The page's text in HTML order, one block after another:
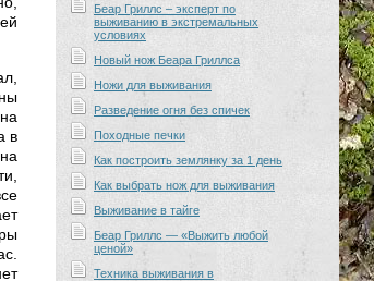
в
Беар Гриллс – эксперт по
выживанию в экстремальных
условиях
Новый нож Беара Гриллса
Ножи для выживания
Разведение огня без спичек
Походные печки
Как построить землянку за 1 день
Как выбрать нож для выживания
Выживание в тайге
Беар Гриллс — «Выжить любой
ценой»
Техника выживания в